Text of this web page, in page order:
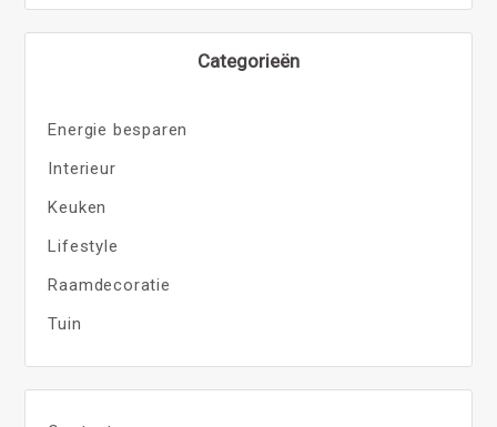
Categorieën
Energie besparen
Interieur
Keuken
Lifestyle
Raamdecoratie
Tuin